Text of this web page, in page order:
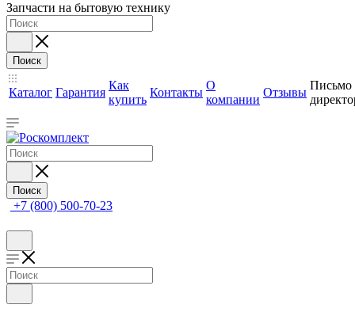
Запчасти на бытовую технику
Поиск
Каталог Гарантия
Как
купить
Контакты
О
компании
Отзывы
Письмо
Поиск
+7 (800) 500-70-23